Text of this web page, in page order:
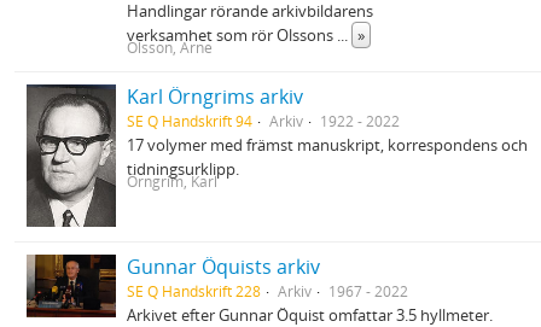
Handlingar rörande arkivbildarens
verksamhet som rör Olssons ... »
Olsson, Arne
Karl Örngrims arkiv
SE Q Handskrift 94 Arkiv 1922 - 2022
17 volymer med främst manuskript, korrespondens och
tidningsurklipp.
Örngrim, Karl
Gunnar Öquists arkiv
SE Q Handskrift 228 Arkiv 1967 - 2022
Arkivet efter Gunnar Öquist omfattar 3.5 hyllmeter.